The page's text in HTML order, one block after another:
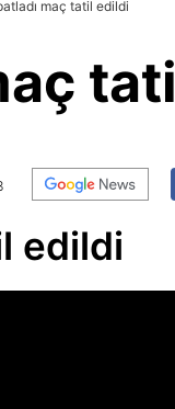
maç tatil edildi
edildi